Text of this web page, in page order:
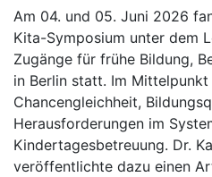
Am 04. und 05. Juni 2026
Kita-Symposium unter dem
Zugänge für frühe Bildung,
in Berlin statt. Im Mittelpunkt
Chancengleichheit,
Herausforderungen im
Kindertagesbetreuung. Dr.
veröffentlichte dazu einen